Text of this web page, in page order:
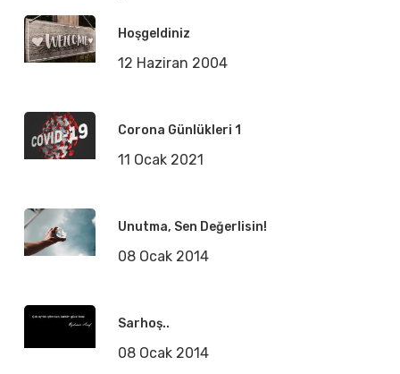
Hoşgeldiniz
12 Haziran 2004
Corona Günlükleri 1
11 Ocak 2021
Unutma, Sen Değerlisin!
08 Ocak 2014
Sarhoş..
08 Ocak 2014